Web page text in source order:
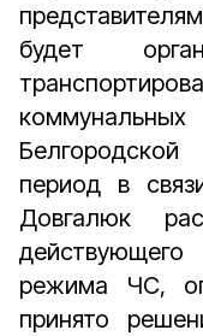
будет
период в
Довгалюк
режима ЧС,
принято